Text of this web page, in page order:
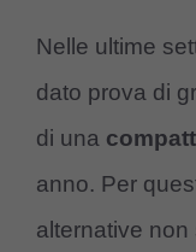
Nelle ultime
dato prova di
di una
anno. Per
alternative non